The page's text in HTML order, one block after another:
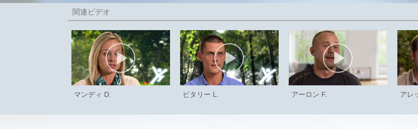
マンディ D. ビタリー L. アーロン F. アレ